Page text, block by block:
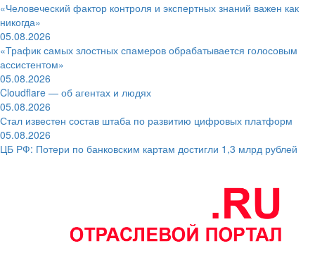
«Человеческий фактор контроля и экспертных знаний важен как
никогда»
05.08.2026
«Трафик самых злостных спамеров обрабатывается голосовым
ассистентом»
05.08.2026
Cloudflare — об агентах и людях
05.08.2026
Стал известен состав штаба по развитию цифровых платформ
05.08.2026
ЦБ РФ: Потери по банковским картам достигли 1,3 млрд рублей